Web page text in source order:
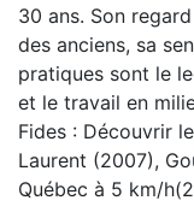
30 ans. Son
des anciens, sa
pratiques sont le
et le travail en
Fides : Découvrir
Laurent (2007),
Québec à 5 km/